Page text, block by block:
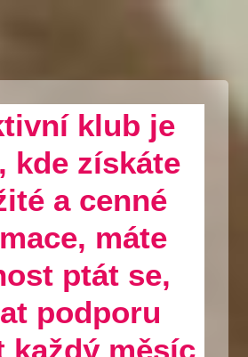
klub je
kde získáte
a cenné
máte
ptát se,
podporu
každý měsíc